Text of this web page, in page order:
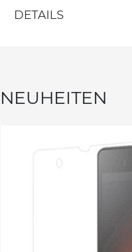
DETAILS
NEUHEITEN